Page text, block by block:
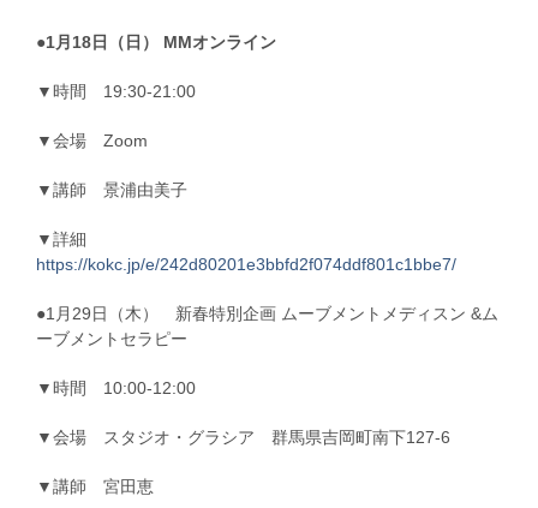
●1月18日（日） MMオンライン
▼時間 19:30-21:00
▼会場 Zoom
▼講師 景浦由美子
▼詳細
https://kokc.jp/e/242d80201e3bbfd2f074ddf801c1bbe7/
●1月29日（木） 新春特別企画 ムーブメントメディスン &ム
ーブメントセラピー
▼時間 10:00-12:00
▼会場 スタジオ・グラシア 群馬県吉岡町南下127-6
▼講師 宮田恵